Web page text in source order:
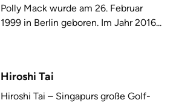
Polly Mack wurde am 26. Februar
1999 in Berlin geboren. Im Jahr 2016...
Hiroshi Tai
Hiroshi Tai – Singapurs große Golf-